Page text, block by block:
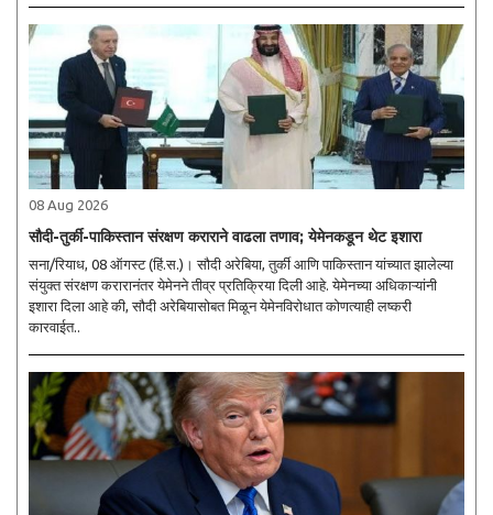
08 Aug 2026
सौदी-तुर्की-पाकिस्तान संरक्षण कराराने वाढला तणाव; येमेनकडून थेट इशारा
सना/रियाध, 08 ऑगस्ट (हिं.स.)। सौदी अरेबिया, तुर्की आणि पाकिस्तान यांच्यात झालेल्या
संयुक्त संरक्षण करारानंतर येमेनने तीव्र प्रतिक्रिया दिली आहे. येमेनच्या अधिकाऱ्यांनी
इशारा दिला आहे की, सौदी अरेबियासोबत मिळून येमेनविरोधात कोणत्याही लष्करी
कारवाईत..